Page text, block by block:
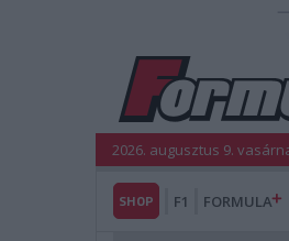
2026. augusztus 9.
SHOP F1 FORMULA